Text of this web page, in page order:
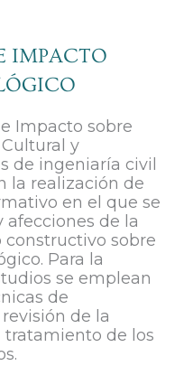
IMPACTO
Impacto sobre
y
de ingeniaría civil
la realización de
en el que se
afecciones de la
sobre
Para la
se emplean
de
de la
tratamiento de los